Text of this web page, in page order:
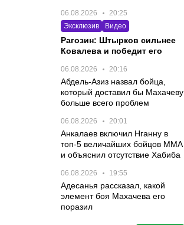
06.08.2026
20:25
Эксклюзив
Видео
Рагозин: Штырков сильнее
Ковалева и победит его
06.08.2026 20:16
Абдель-Азиз назвал бойца,
который доставил бы Махачеву
больше всего проблем
06.08.2026 20:01
Анкалаев включил Нганну в
топ-5 величайших бойцов MMA
и объяснил отсутствие Хабиба
06.08.2026 19:55
Адесанья рассказал, какой
элемент боя Махачева его
поразил